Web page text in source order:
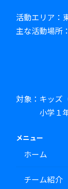
活動エリア：
主な活動場所
八王子
八王子
八王子
八王子
対象：キッズ
小学１年
メニュー
ホーム
チーム紹介